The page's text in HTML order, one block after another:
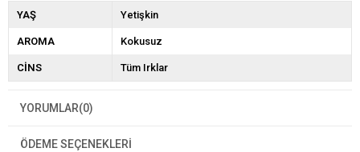
YAŞ Yetişkin
AROMA Kokusuz
CİNS Tüm Irklar
YORUMLAR(0)
ÖDEME SEÇENEKLERI